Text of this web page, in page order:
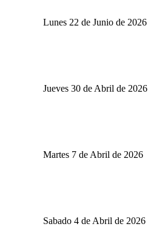
Lunes 22 de Junio de 2026
Jueves 30 de Abril de 2026
Martes 7 de Abril de 2026
Sabado 4 de Abril de 2026